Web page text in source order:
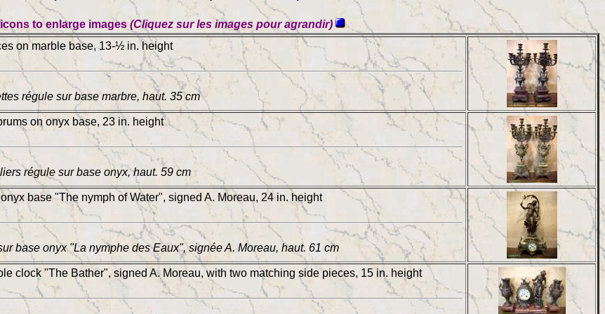
to enlarge images (Cliquez sur les images pour agrandir)
on marble base, 13-½ in. height
régule sur base marbre, haut. 35 cm
on onyx base, 23 in. height
régule sur base onyx, haut. 59 cm
base "The nymph of Water", signed A. Moreau, 24 in. height
base onyx "La nymphe des Eaux", signée A. Moreau, haut. 61 cm
clock "The Bather", signed A. Moreau, with two matching side pieces, 15 in. height